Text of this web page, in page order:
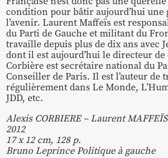
condition pour bâtir aujourd’hui une
l’avenir. Laurent Maffeïs est
du Parti de Gauche et militant du
travaille depuis plus de dix ans avec
dont il est aujourd’hui le directeur
Corbière est secrétaire national du
Conseiller de Paris. Il est l’auteur de
régulièrement dans Le Monde,
JDD, etc.
Alexis CORBIERE – Laurent MAFFEÏS
2012
17 x 12 cm, 128 p.
Bruno Leprince Politique à gauche